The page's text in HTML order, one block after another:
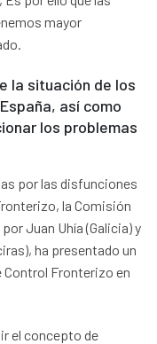
mayor
la situación de los
así como
los problemas
por las disfunciones
la Comisión
Juan Uhía (Galicia) y
ha presentado un
Fronterizo en
el concepto de